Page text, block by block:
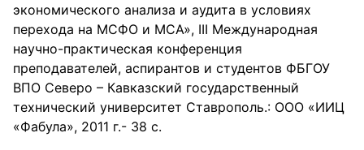
экономического анализа и аудита в условиях
перехода на МСФО и МСА», III Международная
научно-практическая конференция
преподавателей, аспирантов и студентов ФБГОУ
ВПО Северо – Кавказский государственный
технический университет Ставрополь.: ООО «ИИЦ
«Фабула», 2011 г.- 38 с.